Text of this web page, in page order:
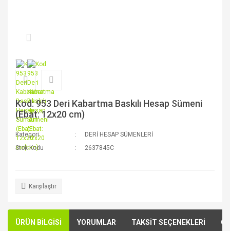
Kod: 953 Deri Kabartma Baskılı Hesap Sümeni
(Ebat: 12x20 cm)
Kategori
DERİ HESAP SÜMENLERİ
Stok Kodu
2637845C
Karşılaştır
ÜRÜN BİLGİSİ YORUMLAR TAKSİT SEÇENEKLERİ